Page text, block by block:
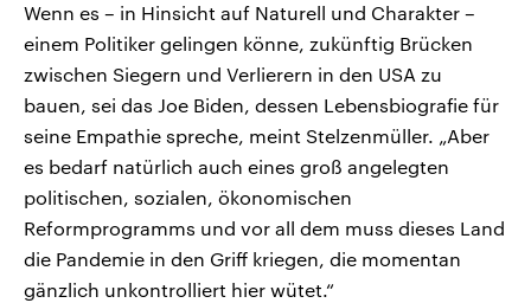
Wenn es – in Hinsicht auf Naturell und Charakter –
einem Politiker gelingen könne, zukünftig Brücken
zwischen Siegern und Verlierern in den USA zu
bauen, sei das Joe Biden, dessen Lebensbiografie für
seine Empathie spreche, meint Stelzenmüller. „Aber
es bedarf natürlich auch eines groß angelegten
politischen, sozialen, ökonomischen
Reformprogramms und vor all dem muss dieses Land
die Pandemie in den Griff kriegen, die momentan
gänzlich unkontrolliert hier wütet.“